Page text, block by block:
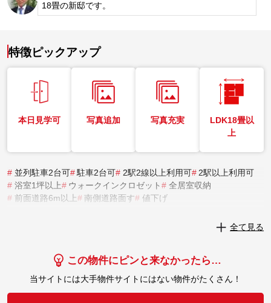
18畳の新邸です。
特徴ピックアップ
本日見学可 写真追加 写真充実
LDK18畳以
上
# 並列駐車2台可# 駐車2台可# 2駅2線以上利用可# 2駅以上利用可
# 浴室1坪以上# ウォークインクロゼット# 全居室収納
# 前面道路6m以上# 南側道路面す# 値下げ
実際にこの物件を見学してみませんか？
実際に見学してみる
全て見る
この物件にピンと来なかったら…
当サイトには大手物件サイトにはない物件がたくさん！